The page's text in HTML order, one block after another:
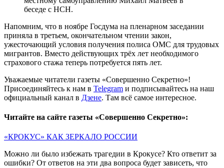
беседе с НСН.
Напомним, что в ноябре Госдума на пленарном заседании
приняла в третьем, окончательном чтении закон,
ужесточающий условия получения полиса ОМС для трудовых
мигрантов. Вместо действующих трёх лет необходимого
страхового стажа теперь потребуется пять лет.
Уважаемые читатели газеты «Совершенно Секретно»!
Присоединяйтесь к нам в Telegram и подписывайтесь на наш
официальный канал в Дзене. Там всё самое интересное.
Читайте на сайте газеты «Совершенно Секретно»:
«КРОКУС» КАК ЗЕРКАЛО РОССИИ
Можно ли было избежать трагедии в Крокусе? Кто ответит за
ошибки? От ответов на эти два вопроса будет зависеть, что